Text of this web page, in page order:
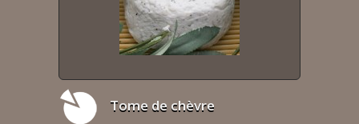
Tome de chèvre